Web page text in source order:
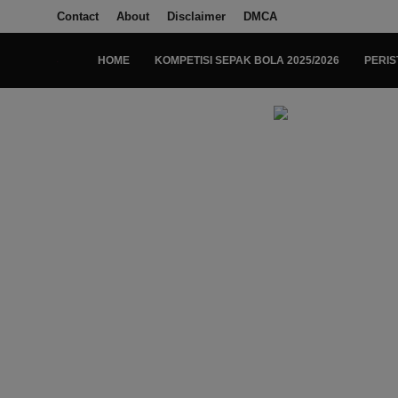
Contact About Disclaimer DMCA
HOME KOMPETISI SEPAK BOLA 2025/2026